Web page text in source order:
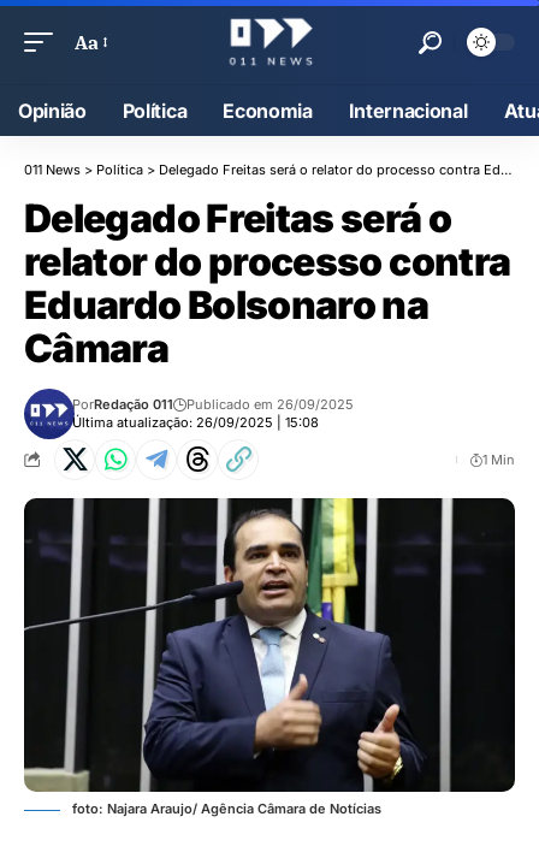
Aa
Opinião Política Economia Internacional
011 News > Política > Delegado Freitas será o relator do processo contra Eduardo Bolsonaro na Câmara
Delegado Freitas será o
relator do processo contra
Eduardo Bolsonaro na
Câmara
Última atualização: 26/09/2025 | 15:08
PorRedação 011 Publicado em 26/09/2025
1 Min
foto: Najara Araujo/ Agência Câmara de Notícias